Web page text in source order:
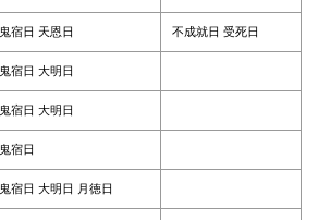
鬼宿日 天恩日 不成就日 受死日
鬼宿日 大明日
鬼宿日 大明日
鬼宿日
鬼宿日 大明日 月徳日